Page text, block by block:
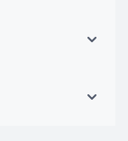
(audio